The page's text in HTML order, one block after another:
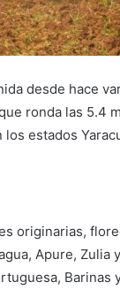
desde hace
ronda las 5.4
estados
originarias,
Apure, Zulia
Barinas